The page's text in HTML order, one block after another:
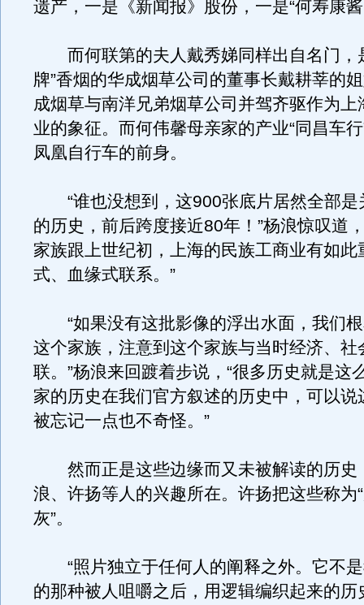
遗产，一是《新闻报》股份，一是“何寿康
而何联第的夫人戴秀娣同样出自名门，
牌”香烟的华成烟草公司的董事长戴耕莘的
成烟草与南洋兄弟烟草公司并驾齐驱作为上
业的象征。而何伟馨母亲家的产业“同昌车
凤凰自行车的前身。
“谁也没想到，这900张底片居然全部是
的历史，前后跨度接近80年！”杨浪惊叹道
家族跟上世纪初，上海的民族工商业有如此
式、血缘式联系。”
“如果没有这批影像的浮出水面，我们根
这个家族，注意到这个家族与当时经济、社
联。”杨浪来回踱着步说，“很多历史就是这
家的历史在我们官方叙述的历史中，可以说
被忘记一点也不奇怪。”
然而正是这些边缘而又未被解读的历史
浪、许扬等人的兴趣所在。许扬把这些称为
灰”。
“照片独立于任何人的阐释之外。它不是
的那种被人咀嚼之后，用逻辑编织起来的历